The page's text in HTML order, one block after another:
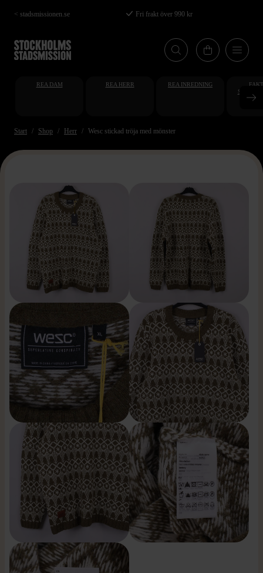
Hoppa
till
huvudinnehåll
< stadsmissionen.se Fri frakt över 990 kr
REA DAM REA HERR REA INREDNING
Start Shop Herr Wesc stickad tröja med mönster